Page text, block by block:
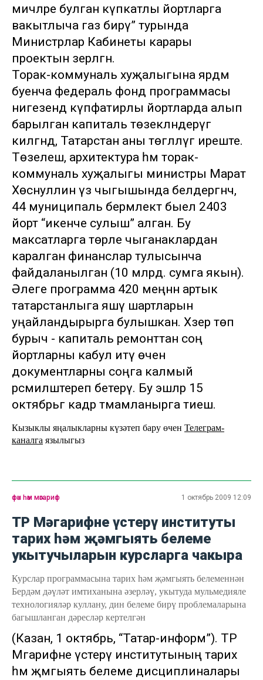
мичләре булган күпкатлы йортларга
вакытлыча газ бирү” турында
Министрлар Кабинеты карары
проектын әзерләгән.
Торак-коммуналь хуҗалыгына ярдәм
буенча федераль фонд программасы
нигезендә күпфатирлы йортларда алып
барылган капиталь төзекләндерүгә
килгәндә, Татарстан аны төгәлләүгә иреште.
Төзелеш, архитектура һәм торак-
коммуналь хуҗалыгы министры Марат
Хөснуллин үз чыгышында белдергәнчә,
44 муниципаль берәмлектә быел 2403
йорт “икенче сулыш” алган. Бу
максатларга төрле чыганаклардан
каралган финанслар тулысынча
файдаланылган (10 млрд. сумга якын).
Әлеге программа 420 меңнән артык
татарстанлыга яшәү шартларын
уңайландырырга булышкан. Хәзер төп
бурыч - капиталь ремонттан соң
йортларны кабул итү өчен
документларны соңга калмый
рәсмиләштереп бетерү. Бу эшләр 15
октябрьгә кадәр тәмамланырга тиеш.
Кызыклы яңалыкларны күзәтеп бару өчен Телеграм-
каналга язылыгыз
фән һәм мәгариф 1 октябрь 2009 12:09
ТР Мәгарифне үстерү институты
тарих һәм җәмгыять белеме
укытучыларын курсларга чакыра
Курслар программасына тарих һәм җәмгыять белеменнән
Бердәм дәүләт имтиханына әзерләү, укытуда мульмедияле
технологияләр куллану, дин белеме бирү проблемаларына
багышланган дәресләр кертелгән
(Казан, 1 октябрь, “Татар-информ”). ТР
Мәгарифне үстерү институтының тарих
һәм җәмгыять белеме дисциплиналары